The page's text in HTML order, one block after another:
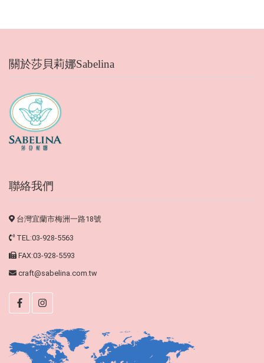
關於莎貝莉娜Sabelina
聯絡我們
台灣宜蘭市梅洲一路18號
TEL:03-928-5563
FAX:03-928-5593
craft@sabelina.com.tw